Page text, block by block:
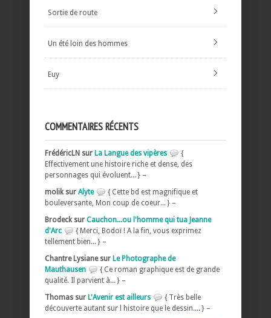
Sortie de route
Un été loin des hommes
Euy
COMMENTAIRES RÉCENTS
FrédéricLN sur La Langue des vipères
{
Effectivement une histoire riche et dense, des
personnages qui évoluent... } –
molik sur Alyte
{ Cette bd est magnifique et
bouleversante, Mon coup de coeur... } –
Brodeck sur Cauchon...ou l'homme qui tua Jeanne
d'Arc
{ Merci, Bodoï ! A la fin, vous exprimez
tellement bien... } –
Chantre Lysiane sur Le Photographe de
Mauthausen
{ Ce roman graphique est de grande
qualité. Il parvient à... } –
Thomas sur L'Avenir est ailleurs
{ Très belle
découverte autant sur l histoire que le dessin.... } –